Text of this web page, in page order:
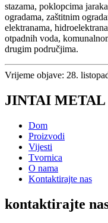
stazama, poklopcima
ogradama, zaštitnim
elektranama,
otpadnih voda,
drugim područjima.
Vrijeme objave: 28.
JINTAI METAL
Dom
Proizvodi
Vijesti
Tvornica
O nama
Kontaktirajte nas
kontaktirajte